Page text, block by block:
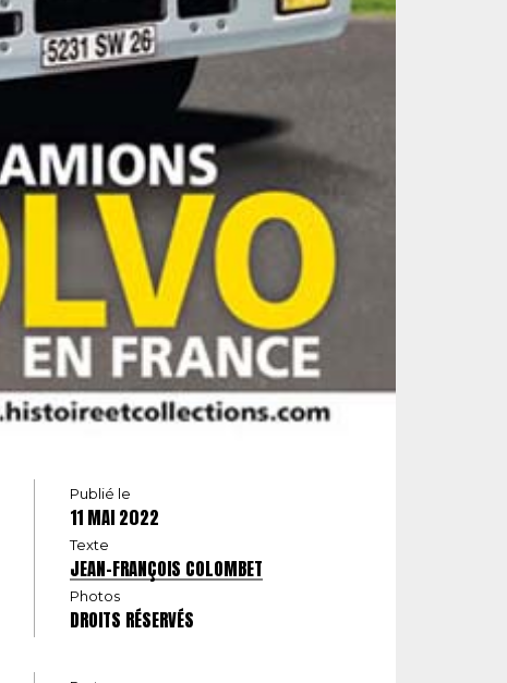
Publié le
11 MAI 2022
Texte
JEAN-FRANÇOIS COLOMBET
Photos
DROITS RÉSERVÉS